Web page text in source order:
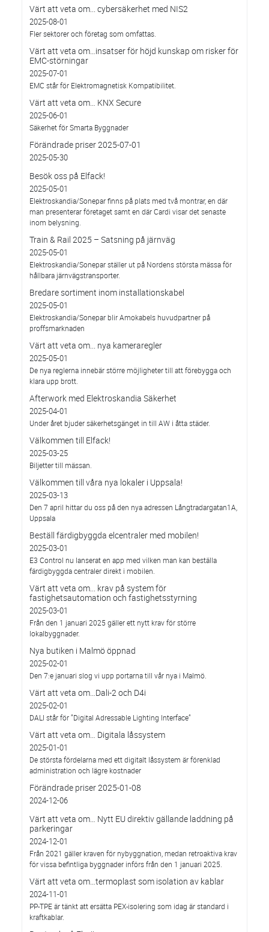
Värt att veta om... cybersäkerhet med NIS2
2025-08-01
Fler sektorer och företag som omfattas.
Värt att veta om…insatser för höjd kunskap om risker för
EMC-störningar
2025-07-01
EMC står för Elektromagnetisk Kompatibilitet.
Värt att veta om… KNX Secure
2025-06-01
Säkerhet för Smarta Byggnader
Förändrade priser 2025-07-01
2025-05-30
Besök oss på Elfack!
2025-05-01
Elektroskandia/Sonepar finns på plats med två montrar, en där
man presenterar företaget samt en där Cardi visar det senaste
inom belysning.
Train & Rail 2025 – Satsning på järnväg
2025-05-01
Elektroskandia/Sonepar ställer ut på Nordens största mässa för
hållbara järnvägstransporter.
Bredare sortiment inom installationskabel
2025-05-01
Elektroskandia/Sonepar blir Amokabels huvudpartner på
proffsmarknaden
Värt att veta om... nya kameraregler
2025-05-01
De nya reglerna innebär större möjligheter till att förebygga och
klara upp brott.
Afterwork med Elektroskandia Säkerhet
2025-04-01
Under året bjuder säkerhetsgänget in till AW i åtta städer.
Välkommen till Elfack!
2025-03-25
Biljetter till mässan.
Välkommen till våra nya lokaler i Uppsala!
2025-03-13
Den 7 april hittar du oss på den nya adressen Långtradargatan1A,
Uppsala
Beställ färdigbyggda elcentraler med mobilen!
2025-03-01
E3 Control nu lanserat en app med vilken man kan beställa
färdigbyggda centraler direkt i mobilen.
Värt att veta om... krav på system för
fastighetsautomation och fastighetsstyrning
2025-03-01
Från den 1 januari 2025 gäller ett nytt krav för större
lokalbyggnader.
Nya butiken i Malmö öppnad
2025-02-01
Den 7:e januari slog vi upp portarna till vår nya i Malmö.
Värt att veta om…Dali-2 och D4i
2025-02-01
DALI står för ”Digital Adressable Lighting Interface”
Värt att veta om… Digitala låssystem
2025-01-01
De största fördelarna med ett digitalt låssystem är förenklad
administration och lägre kostnader
Förändrade priser 2025-01-08
2024-12-06
Värt att veta om… Nytt EU direktiv gällande laddning på
parkeringar
2024-12-01
Från 2021 gäller kraven för nybyggnation, medan retroaktiva krav
för vissa befintliga byggnader införs från den 1 januari 2025.
Värt att veta om…termoplast som isolation av kablar
2024-11-01
PP-TPE är tänkt att ersätta PEX-isolering som idag är standard i
kraftkablar.